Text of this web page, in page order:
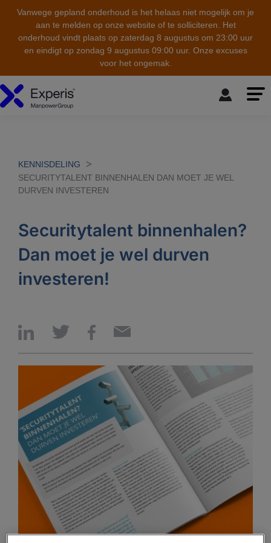
Vanwege gepland onderhoud is het helaas niet mogelijk om je
aan te melden op onze website of te solliciteren. Het
onderhoud vindt plaats op zaterdag 8 augustus om 23:00 uur
en eindigt op zondag 9 augustus 09:00 uur. Onze excuses
voor het ongemak.
skip to the main content
KENNISDELING
SECURITYTALENT BINNENHALEN DAN MOET JE WEL
DURVEN INVESTEREN
Securitytalent binnenhalen?
Dan moet je wel durven
investeren!